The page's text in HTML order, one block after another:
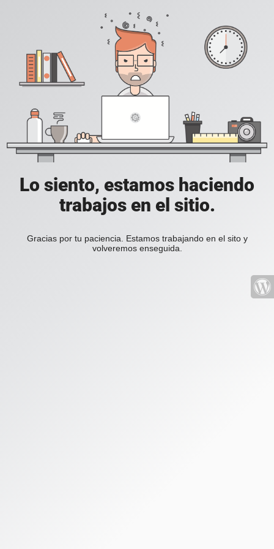
Lo siento, estamos haciendo
trabajos en el sitio.
Gracias por tu paciencia. Estamos trabajando en el sito y
volveremos enseguida.